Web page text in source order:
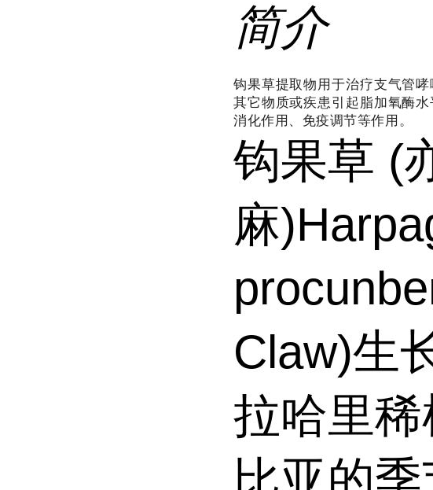
简介
钩果草提取物用于治疗支气管
其它物质或疾患引起脂加氧酶
消化作用、免疫调节等作用。
钩果草 (
麻
Claw)生
拉哈里
比亚的